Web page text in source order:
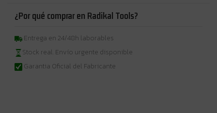
¿Por qué comprar en Radikal Tools?
Entrega en 24/48h laborables
Stock real. Envío urgente disponible
Garantia Oficial del Fabricante